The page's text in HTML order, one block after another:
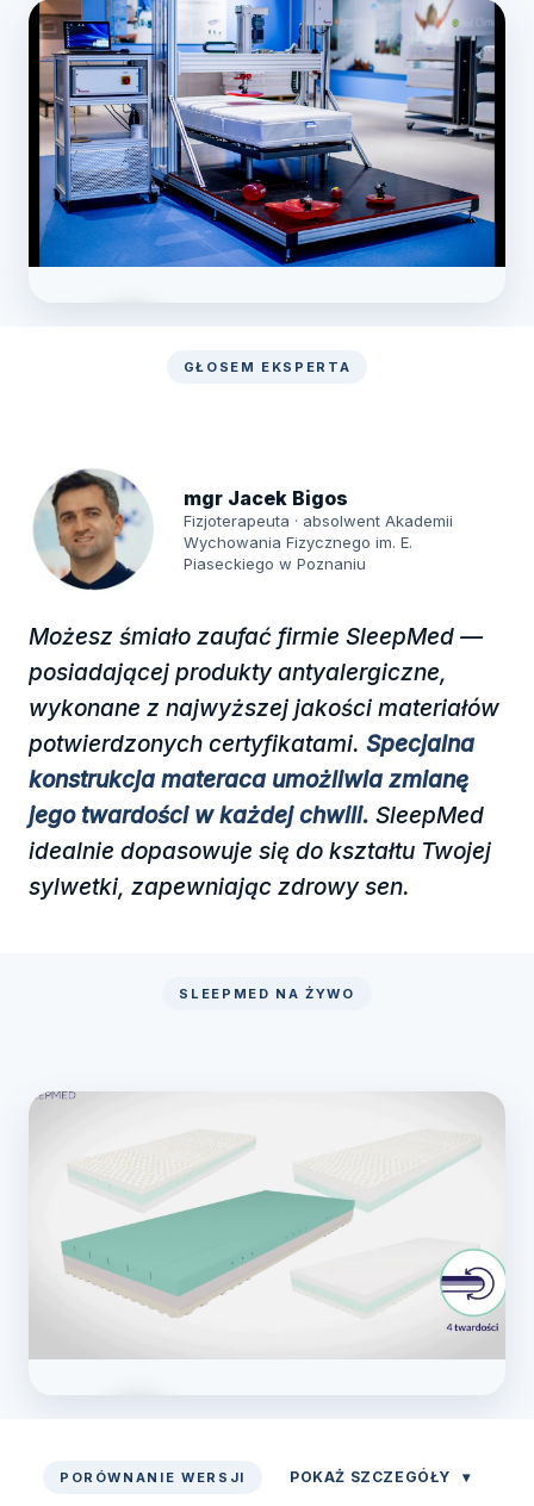
GŁOSEM EKSPERTA
Możesz śmiało zaufać firmie SleepMed —
posiadającej produkty antyalergiczne,
wykonane z najwyższej jakości materiałów
potwierdzonych certyfikatami. Specjalna
konstrukcja materaca umożliwia zmianę
jego twardości w każdej chwili. SleepMed
idealnie dopasowuje się do kształtu Twojej
sylwetki, zapewniając zdrowy sen.
mgr Jacek Bigos
Fizjoterapeuta · absolwent Akademii
Wychowania Fizycznego im. E.
Piaseckiego w Poznaniu
SLEEPMED NA ŻYWO
PORÓWNANIE WERSJI POKAŻ SZCZEGÓŁY ▾